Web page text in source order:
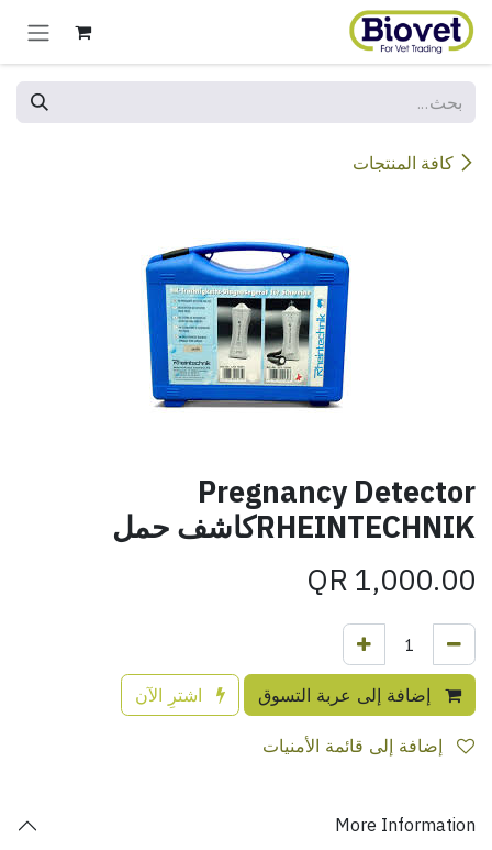
تخطي للذهاب إلى المحتوى
كافة المنتجات
Pregnancy Detector
RHEINTECHNIKكاشف حمل
1,000.00
إضافة إلى عربة التسوق اشترِ الآن
More Information